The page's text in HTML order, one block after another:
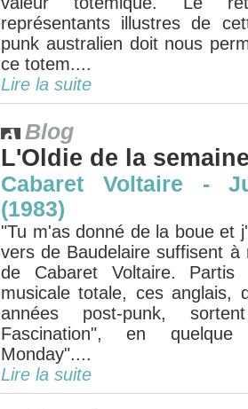
représentants illustres de
punk australien doit nous
ce totem....
Lire la suite
Blog
L'Oldie de la
Cabaret Voltaire -
(1983)
"Tu m'as donné de la boue et
vers de Baudelaire suffisent à
de Cabaret Voltaire. Partis
musicale totale, ces anglais,
années post-punk,
Fascination", en
Monday"....
Lire la suite